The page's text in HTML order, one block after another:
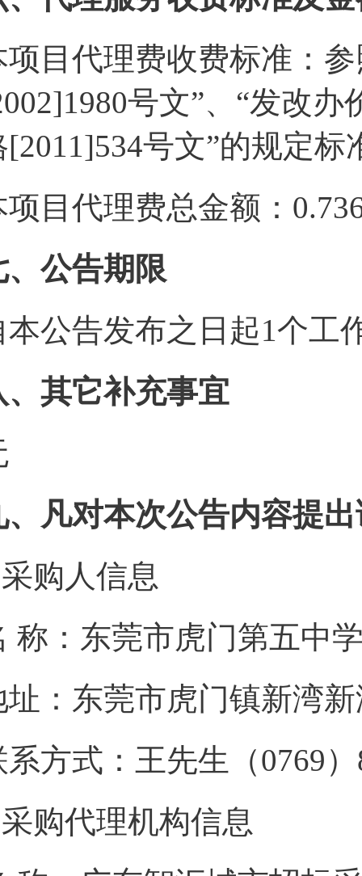
项目代理费收费标准：
号文”、“发改办
[2011]534号文”的规定标
项目代理费总金额：
、公告期限
本公告发布之日起1个工
、其它补充事宜
、凡对本次公告内容提
购人信息
称：东莞市虎门
址：东莞市虎门
系方式：王先生
购代理机构信息